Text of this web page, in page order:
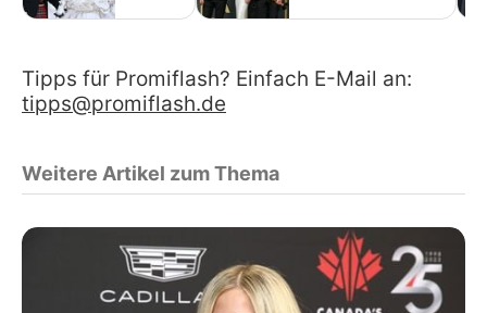
Tipps für Promiflash? Einfach E-Mail an:
tipps@promiflash.de
Weitere Artikel zum Thema